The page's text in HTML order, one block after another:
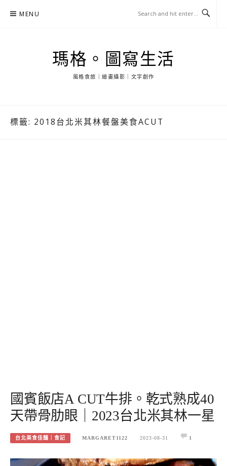
MENU
瑪格。圖寫生活
風格食旅｜繪畫攝影｜文字創作
標籤: 2018台北米其林餐盤美食ACUT
國賓飯店A CUT牛排。乾式熟成40
天帶骨肋眼｜2023台北米其林一星
台北美食佳釀｜食記 MARGARET1122 2023-08-31 1